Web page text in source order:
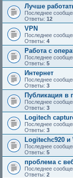
Лучше
Последнее
Ответы: 12
VPN
Последнее
Ответы: 4
Работа с
Последнее
Ответы: 5
Интернет
Последнее
Ответы: 3
Публикация в
Последнее
Ответы: 3
Logitech
Последнее
Ответы: 3
Logitechc920 и
Последнее
Ответы: 5
проблема с
Последнее
Ответы: 2